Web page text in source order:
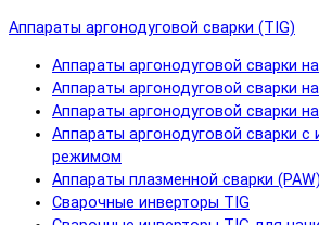
Аппараты аргонодуговой сварки (TIG)
Аппараты аргонодуговой сварки
Аппараты аргонодуговой сварки
Аппараты аргонодуговой сварки
Аппараты аргонодуговой сварки с
режимом
Аппараты плазменной сварки (PAW)
Сварочные инверторы TIG